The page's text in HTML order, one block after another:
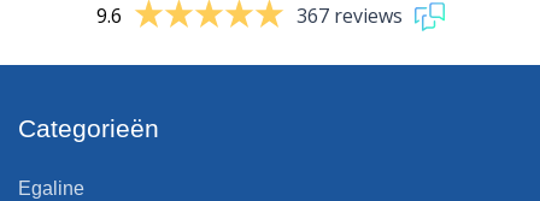
9.6 367 reviews
Categorieën
Egaline